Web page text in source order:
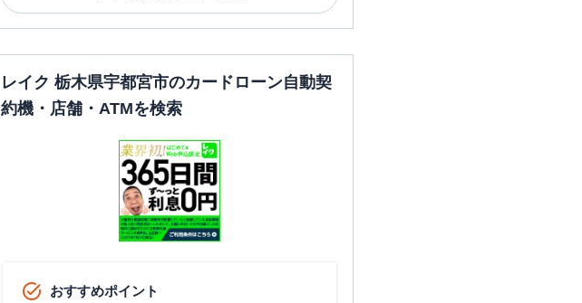
レイク 栃木県宇都宮市のカードローン自動契
約機・店舗・ATMを検索
おすすめポイント